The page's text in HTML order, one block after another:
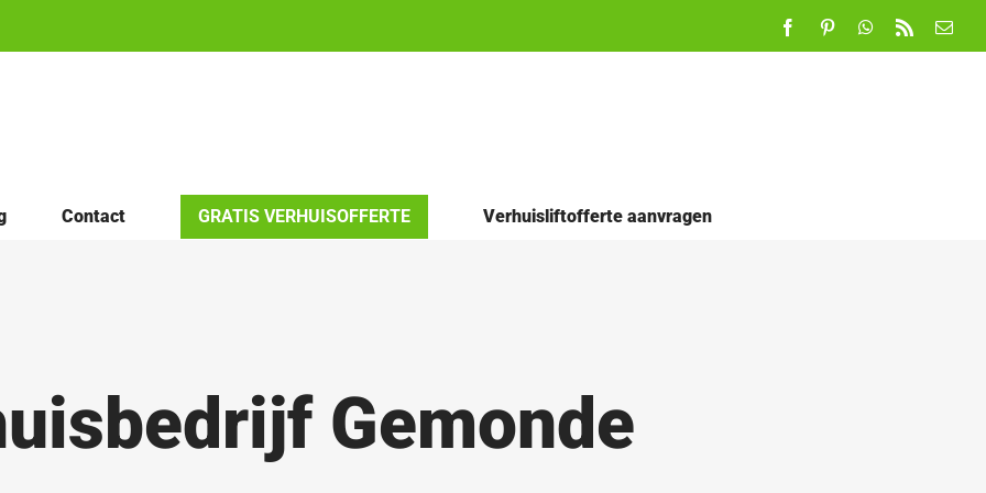
FacebookPinterestWhatsApp
Rss
E-
Contact GRATIS VERHUISOFFERTE Verhuisliftofferte aanvragen
Gemonde